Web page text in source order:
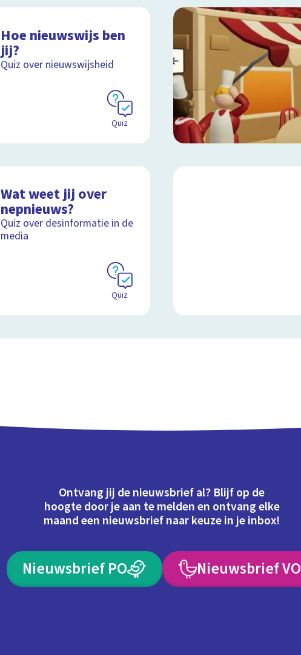
Hoe nieuwswijs ben
jij?
Quiz over nieuwswijsheid
Quiz
Wat weet jij over
nepnieuws?
Quiz over desinformatie in de
media
Quiz
Ontvang jij de nieuwsbrief al? Blijf op de
hoogte door je aan te melden en ontvang elke
maand een nieuwsbrief naar keuze in je inbox!
Nieuwsbrief PO Nieuwsbrief VO